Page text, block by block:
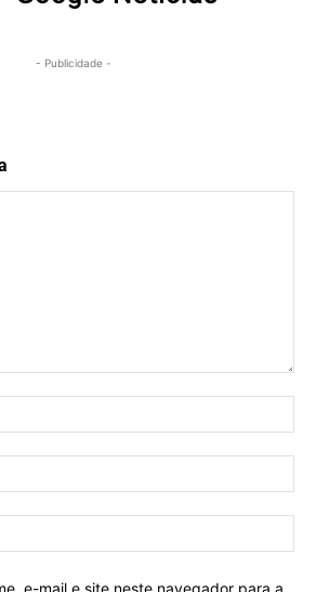
- Publicidade -
e-mail e site neste navegador para a